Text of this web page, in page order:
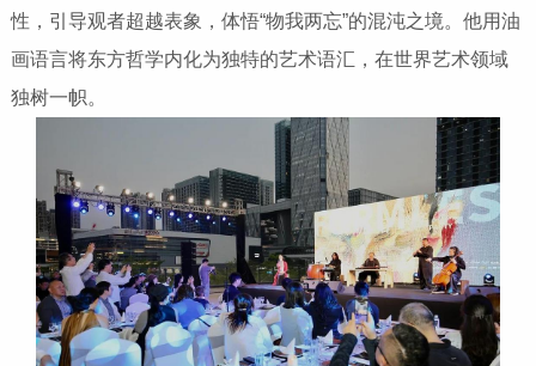
性，引导观者超越表象，体悟“物我两忘”的混沌之境。他用油
画语言将东方哲学内化为独特的艺术语汇，在世界艺术领域
独树一帜。